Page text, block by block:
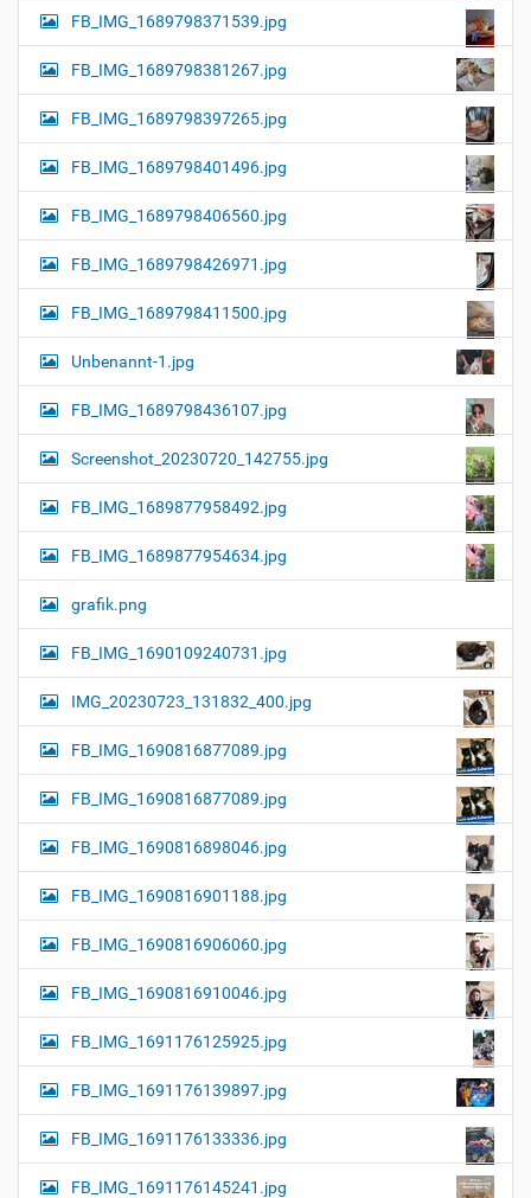
FB_IMG_1689798371539.jpg
FB_IMG_1689798381267.jpg
FB_IMG_1689798397265.jpg
FB_IMG_1689798401496.jpg
FB_IMG_1689798406560.jpg
FB_IMG_1689798426971.jpg
FB_IMG_1689798411500.jpg
Unbenannt-1.jpg
FB_IMG_1689798436107.jpg
Screenshot_20230720_142755.jpg
FB_IMG_1689877958492.jpg
FB_IMG_1689877954634.jpg
grafik.png
FB_IMG_1690109240731.jpg
IMG_20230723_131832_400.jpg
FB_IMG_1690816877089.jpg
FB_IMG_1690816877089.jpg
FB_IMG_1690816898046.jpg
FB_IMG_1690816901188.jpg
FB_IMG_1690816906060.jpg
FB_IMG_1690816910046.jpg
FB_IMG_1691176125925.jpg
FB_IMG_1691176139897.jpg
FB_IMG_1691176133336.jpg
FB_IMG_1691176145241.jpg